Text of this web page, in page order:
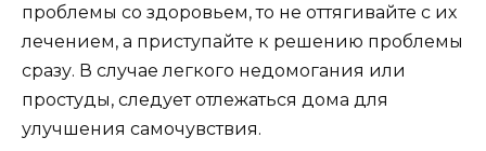
проблемы со здоровьем, то не оттягивайте с их
лечением, а приступайте к решению проблемы
сразу. В случае легкого недомогания или
простуды, следует отлежаться дома для
улучшения самочувствия.​